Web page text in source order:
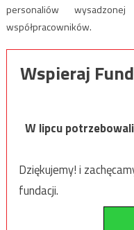
personaliów
współpracowników.
Wspieraj
W lipcu
Dziękujemy! i
fundacji.